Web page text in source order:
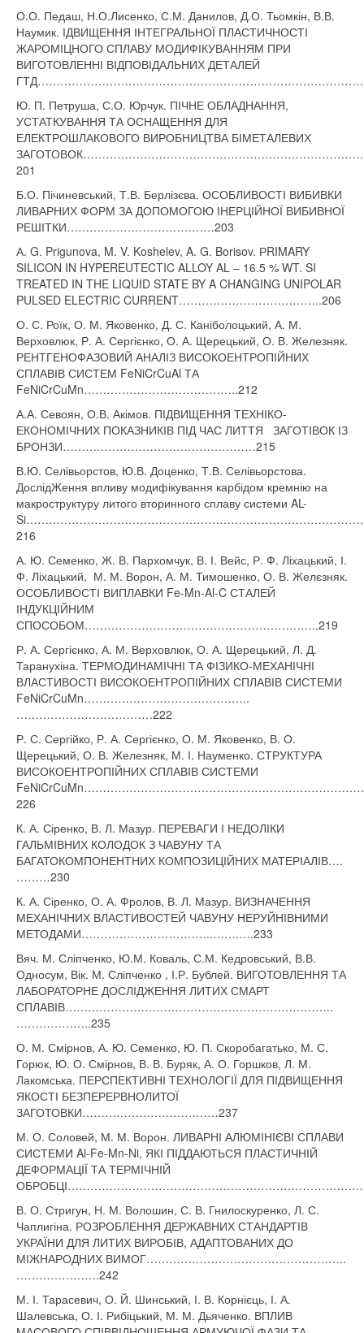
О.О. Педаш, Н.О.Лисенко, С.М. Данилов, Д.О. Тьомкін, В.В.
Наумик. ІДВИЩЕННЯ ІНТЕГРАЛЬНОЇ ПЛАСТИЧНОСТІ
ЖАРОМІЦНОГО СПЛАВУ МОДИФІКУВАННЯМ ПРИ
ВИГОТОВЛЕННІ ВІДПОВІДАЛЬНИХ ДЕТАЛЕЙ
Ю. П. Петруша, С.О. Юрчук. ПІЧНЕ ОБЛАДНАННЯ,
УСТАТКУВАННЯ ТА ОСНАЩЕННЯ ДЛЯ
ЕЛЕКТРОШЛАКОВОГО ВИРОБНИЦТВА БІМЕТАЛЕВИХ
201
Б.О. Пічиневський, Т.В. Берлізєва. ОСОБЛИВОСТІ ВИБИВКИ
ЛИВАРНИХ ФОРМ ЗА ДОПОМОГОЮ ІНЕРЦІЙНОЇ ВИБИВНОЇ
РЕШІТКИ…………………………………203
А. G. Prigunova, M. V. Koshelev, A. G. Borisov. РRIMARY
SILICON IN HYPEREUTECTIC ALLOY AL – 16.5 % WT. SI
TREATED IN THE LIQUID STATE BY A CHANGING UNIPOLAR
PULSED ELECTRIC CURRENT………………………………..206
О. С. Роїк, О. М. Яковенко, Д. С. Каніболоцький, А. М.
Верховлюк, Р. А. Сергієнко, О. А. Щерецький, О. В. Железняк.
РЕНТГЕНОФАЗОВИЙ АНАЛІЗ ВИСОКОЕНТРОПІЙНИХ
СПЛАВІВ СИСТЕМ FeNiCrCuAl ТА
FeNiCrCuMn…………………………………..212
А.А. Севоян, О.В. Акімов. ПІДВИЩЕННЯ ТЕХНІКО-
ЕКОНОМІЧНИХ ПОКАЗНИКІВ ПІД ЧАС ЛИТТЯ ЗАГОТІВОК ІЗ
БРОНЗИ……………………………………………215
В.Ю. Селівьорстов, Ю.В. Доценко, Т.В. Селівьорстова.
ДослідЖення впливу модифікування карбідом кремнію на
макроструктуру литого вторинного сплаву системи AL-
216
А. Ю. Семенко, Ж. В. Пархомчук, В. І. Вейс, Р. Ф. Ліхацький, І.
Ф. Ліхацький, М. М. Ворон, А. М. Тимошенко, О. В. Желєзняк.
ОСОБЛИВОСТІ ВИПЛАВКИ Fe-Mn-Al-C СТАЛЕЙ
ІНДУКЦІЙНИМ
СПОСОБОМ……………………………………………………..219
Р. А. Сергієнко, А. М. Верховлюк, О. А. Щерецький, Л. Д.
Таранухіна. ТЕРМОДИНАМІЧНІ ТА ФІЗИКО-МЕХАНІЧНІ
ВЛАСТИВОСТІ ВИСОКОЕНТРОПІЙНИХ СПЛАВІВ СИСТЕМИ
FeNiCrCuMn……………………………………..
………………………………222
Р. С. Сергійко, Р. А. Сергієнко, О. М. Яковенко, В. О.
Щерецький, О. В. Железняк, М. І. Науменко. СТРУКТУРА
ВИСОКОЕНТРОПІЙНИХ СПЛАВІВ СИСТЕМИ
226
К. А. Сіренко, В. Л. Мазур. ПЕРЕВАГИ І НЕДОЛІКИ
ГАЛЬМІВНИХ КОЛОДОК З ЧАВУНУ ТА
БАГАТОКОМПОНЕНТНИХ КОМПОЗИЦІЙНИХ МАТЕРІАЛІВ….
………230
К. А. Сіренко, О. А. Фролов, В. Л. Мазур. ВИЗНАЧЕННЯ
МЕХАНІЧНИХ ВЛАСТИВОСТЕЙ ЧАВУНУ НЕРУЙНІВНИМИ
МЕТОДАМИ……………………………..…….….233
Вяч. М. Сліпченко, Ю.М. Коваль, С.М. Кедровський, В.В.
Односум, Вік. М. Сліпченко , І.Р. Бублей. ВИГОТОВЛЕННЯ ТА
ЛАБОРАТОРНЕ ДОСЛІДЖЕННЯ ЛИТИХ СМАРТ
СПЛАВІВ……………………………………………………………..
………………..235
О. М. Смірнов, А. Ю. Семенко, Ю. П. Скоробагатько, М. С.
Горюк, Ю. О. Смірнов, В. В. Буряк, А. О. Горшков, Л. М.
Лакомська. ПЕРСПЕКТИВНІ ТЕХНОЛОГІЇ ДЛЯ ПІДВИЩЕННЯ
ЯКОСТІ БЕЗПЕРЕРВНОЛИТОЇ
ЗАГОТОВКИ………………………………237
М. О. Соловей, М. М. Ворон. ЛИВАРНІ АЛЮМІНІЄВІ СПЛАВИ
СИСТЕМИ Al-Fe-Mn-Ni, ЯКІ ПІДДАЮТЬСЯ ПЛАСТИЧНІЙ
ДЕФОРМАЦІЇ ТА ТЕРМІЧНІЙ
В. О. Стригун, Н. М. Волошин, С. В. Гнилоскуренко, Л. С.
Чаплигіна. РОЗРОБЛЕННЯ ДЕРЖАВНИХ СТАНДАРТІВ
УКРАЇНИ ДЛЯ ЛИТИХ ВИРОБІВ, АДАПТОВАНИХ ДО
МІЖНАРОДНИХ ВИМОГ……………………………………………..
………………….242
М. І. Тарасевич, О. Й. Шинський, І. В. Корнієць, І. А.
Шалевська, О. І. Рибіцький, М. М. Дьяченко. ВПЛИВ